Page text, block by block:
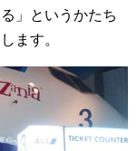
」というかたち
ます。